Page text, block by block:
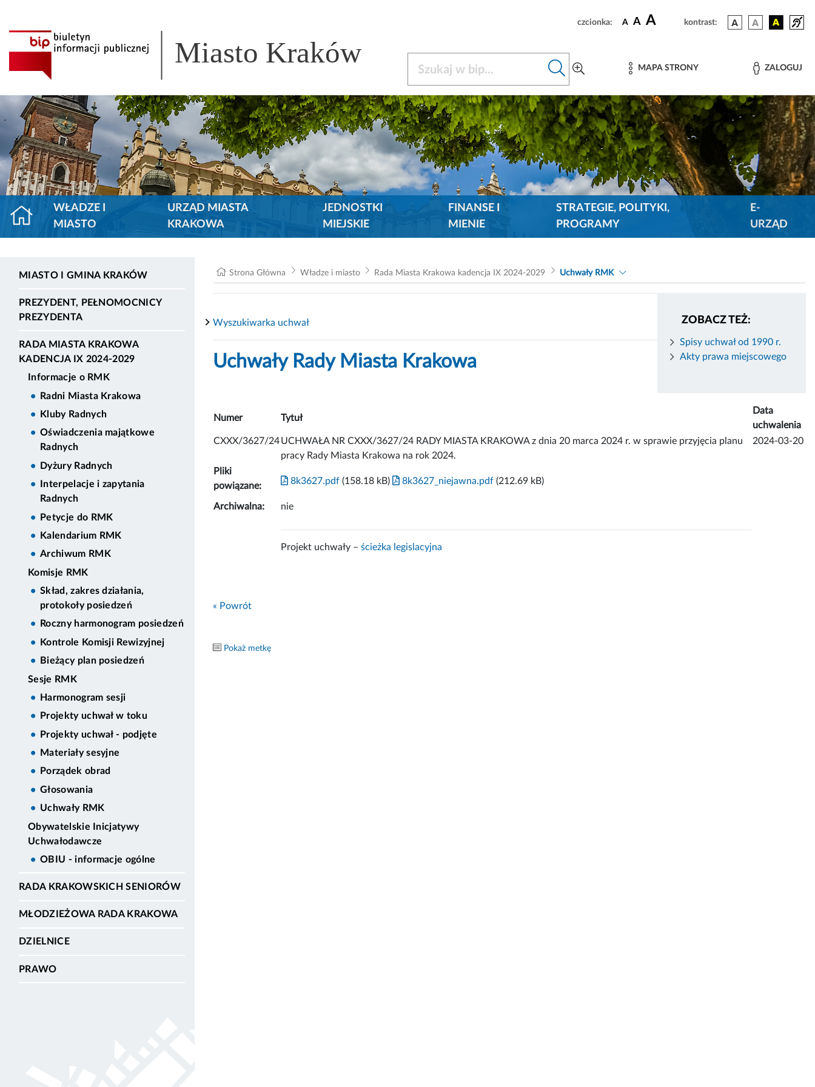
czcionka: A A A kontrast:
Miasto Kraków MAPA STRONY ZALOGUJ
WŁADZE I
MIASTO
URZĄD MIASTA
KRAKOWA
JEDNOSTKI
MIEJSKIE
FINANSE I
MIENIE
STRATEGIE, POLITYKI,
PROGRAMY
E-
URZĄD
MIASTO I GMINA KRAKÓW
PREZYDENT, PEŁNOMOCNICY
PREZYDENTA
RADA MIASTA KRAKOWA
KADENCJA IX 2024-2029
Informacje o RMK
Radni Miasta Krakowa
Kluby Radnych
Oświadczenia majątkowe
Radnych
Dyżury Radnych
Interpelacje i zapytania
Radnych
Petycje do RMK
Kalendarium RMK
Archiwum RMK
Komisje RMK
Skład, zakres działania,
protokoły posiedzeń
Roczny harmonogram posiedzeń
Kontrole Komisji Rewizyjnej
Bieżący plan posiedzeń
Sesje RMK
Harmonogram sesji
Projekty uchwał w toku
Projekty uchwał - podjęte
Materiały sesyjne
Porządek obrad
Głosowania
Uchwały RMK
Obywatelskie Inicjatywy
Uchwałodawcze
OBIU - informacje ogólne
RADA KRAKOWSKICH SENIORÓW
MŁODZIEŻOWA RADA KRAKOWA
DZIELNICE
PRAWO
Strona Główna Władze i miasto Rada Miasta Krakowa kadencja IX 2024-2029 Uchwały RMK
ZOBACZ TEŻ:
Spisy uchwał od 1990 r.
Akty prawa miejscowego
Wyszukiwarka uchwał
Uchwały Rady Miasta Krakowa
Numer Tytuł
Data
uchwalenia
CXXX/3627/24UCHWAŁA NR CXXX/3627/24 RADY MIASTA KRAKOWA z dnia 20 marca 2024 r. w sprawie przyjęcia planu
pracy Rady Miasta Krakowa na rok 2024.
2024-03-20
Pliki
powiązane:
8k3627.pdf (158.18 kB) 8k3627_niejawna.pdf (212.69 kB)
Archiwalna: nie
Projekt uchwały – ścieżka legislacyjna
« Powrót
Pokaż metkę